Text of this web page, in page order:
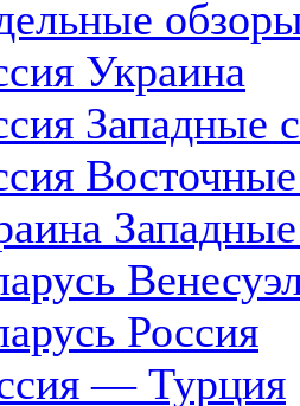
Украина
Западные
Россия
— Турция